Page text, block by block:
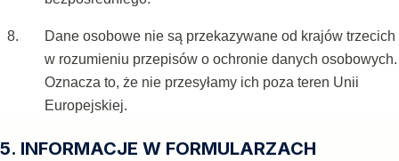
Dane osobowe nie są przekazywane od krajów trzecich
w rozumieniu przepisów o ochronie danych osobowych.
Oznacza to, że nie przesyłamy ich poza teren Unii
Europejskiej.
5. INFORMACJE W FORMULARZACH